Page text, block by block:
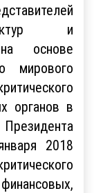
и
основе
мирового
органов в
2018